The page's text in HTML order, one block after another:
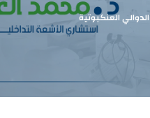
الدوالي العنكبوتية